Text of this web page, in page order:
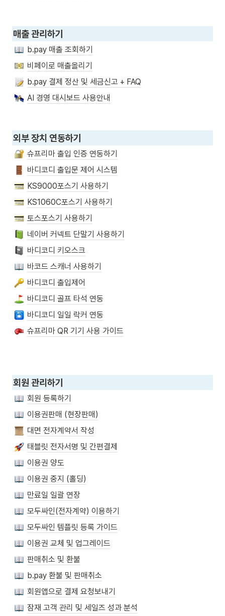
매출 관리하기
b.pay 매출 조회하기
비페이로 매출올리기
b.pay 결제 정산 및 세금신고 + FAQ
AI 경영 대시보드 사용안내
외부 장치 연동하기
슈프리마 출입 인증 연동하기
바디코디 출입문 제어 시스템
KS9000포스기 사용하기
KS1060C포스기 사용하기
토스포스기 사용하기
네이버 커넥트 단말기 사용하기
바디코디 키오스크
바코드 스캐너 사용하기
바디코디 출입제어
바디코디 골프 타석 연동
바디코디 일일 락커 연동
슈프리마 QR 기기 사용 가이드
회원 관리하기
회원 등록하기
이용권판매 (현장판매)
대면 전자계약서 작성
태블릿 전자서명 및 간편결제
이용권 양도
이용권 중지 (홀딩)
만료일 일괄 연장
모두싸인(전자계약) 이용하기
모두싸인 템플릿 등록 가이드
이용권 교체 및 업그레이드
판매취소 및 환불
b.pay 환불 및 판매취소
회원앱으로 결제 요청보내기
잠재 고객 관리 및 세일즈 성과 분석